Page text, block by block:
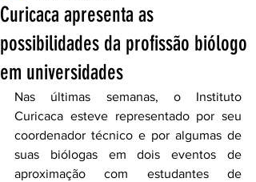
Curicaca apresenta as
possibilidades da profissão biólogo
em universidades
Nas últimas semanas, o Instituto
Curicaca esteve representado por seu
coordenador técnico e por algumas de
suas biólogas em dois eventos de
aproximação com estudantes de